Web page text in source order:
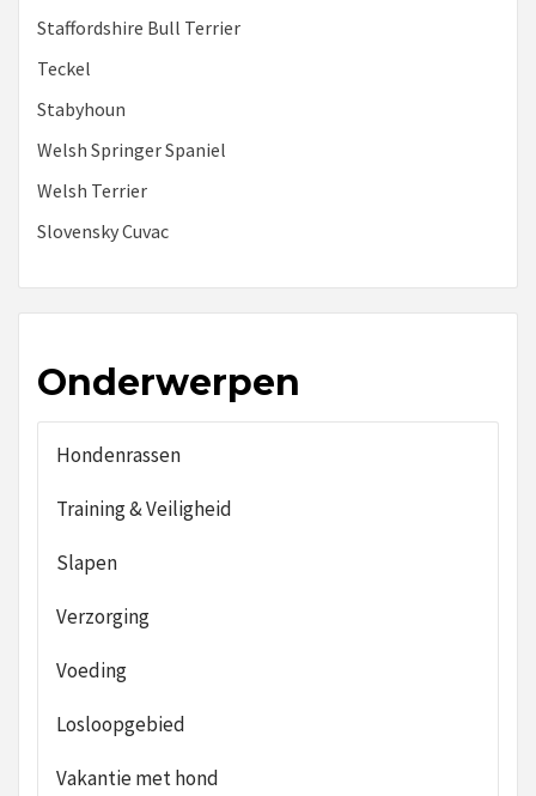
Staffordshire Bull Terrier
Teckel
Stabyhoun
Welsh Springer Spaniel
Welsh Terrier
Slovensky Cuvac
Onderwerpen
Hondenrassen
Training & Veiligheid
Slapen
Verzorging
Voeding
Losloopgebied
Vakantie met hond